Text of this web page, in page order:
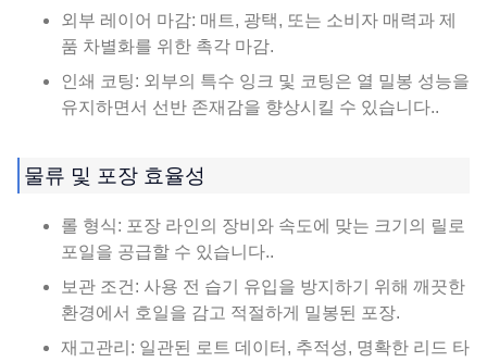
외부 레이어 마감: 매트, 광택, 또는 소비자 매력과 제
품 차별화를 위한 촉각 마감.
인쇄 코팅: 외부의 특수 잉크 및 코팅은 열 밀봉 성능을
유지하면서 선반 존재감을 향상시킬 수 있습니다..
물류 및 포장 효율성
롤 형식: 포장 라인의 장비와 속도에 맞는 크기의 릴로
포일을 공급할 수 있습니다..
보관 조건: 사용 전 습기 유입을 방지하기 위해 깨끗한
환경에서 호일을 감고 적절하게 밀봉된 포장.
재고관리: 일관된 로트 데이터, 추적성, 명확한 리드 타